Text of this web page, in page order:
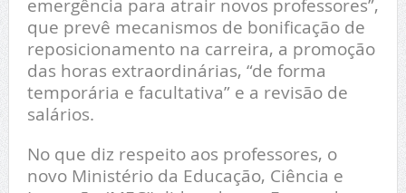
emergência para atrair novos professores”,
que prevê mecanismos de bonificação de
reposicionamento na carreira, a promoção
das horas extraordinárias, “de forma
temporária e facultativa” e a revisão de
salários.
No que diz respeito aos professores, o
novo Ministério da Educação, Ciência e